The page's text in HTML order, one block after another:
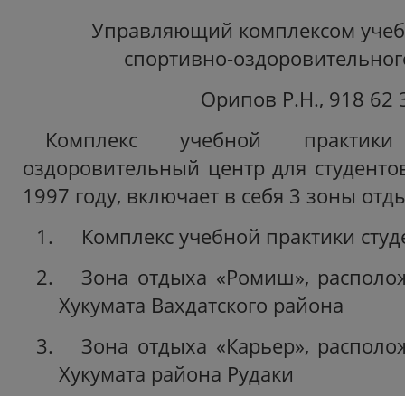
Управляющий комплексом
спортивно-
Орипов Р.Н., 918 62
Комплекс учебной
оздоровительный центр для
1997 году, включает в себя 3 зоны
Комплекс учебной практики
Зона отдыха «Ромиш»,
Хукумата Вахдатского района
Зона отдыха «Карьер»,
Хукумата района Рудаки